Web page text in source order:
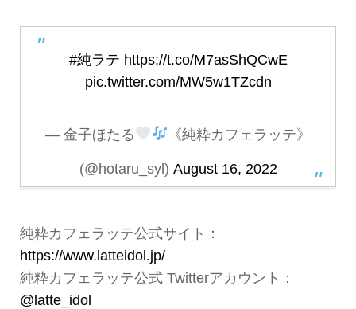
#純ラテ https://t.co/M7asShQCwE
pic.twitter.com/MW5w1TZcdn
— 金子ほたる 《純粋カフェラッテ》
(@hotaru_syl) August 16, 2022
純粋カフェラッテ公式サイト：
https://www.latteidol.jp/
純粋カフェラッテ公式 Twitterアカウント：
@latte_idol